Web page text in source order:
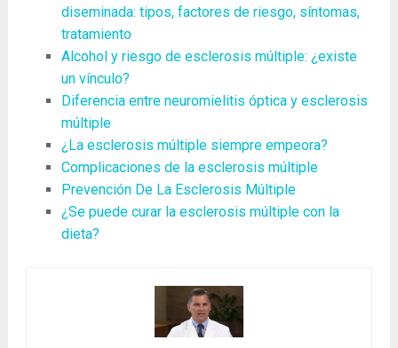
diseminada: tipos, factores de riesgo, síntomas,
tratamiento
Alcohol y riesgo de esclerosis múltiple: ¿existe
un vínculo?
Diferencia entre neuromielitis óptica y esclerosis
múltiple
¿La esclerosis múltiple siempre empeora?
Complicaciones de la esclerosis múltiple
Prevención De La Esclerosis Múltiple
¿Se puede curar la esclerosis múltiple con la
dieta?